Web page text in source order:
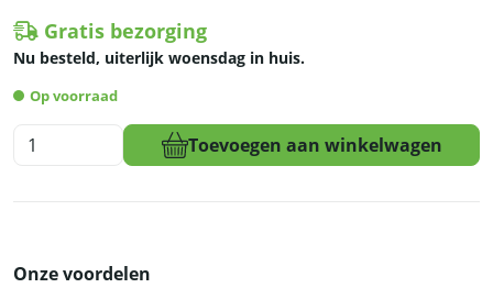
Gratis bezorging
Nu besteld, uiterlijk woensdag in huis.
Op voorraad
HCB
Vriezer
230V
Toevoegen aan winkelwagen
Onze voordelen